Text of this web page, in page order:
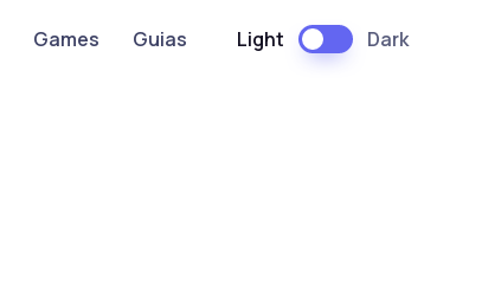
Games Guias Light Dark